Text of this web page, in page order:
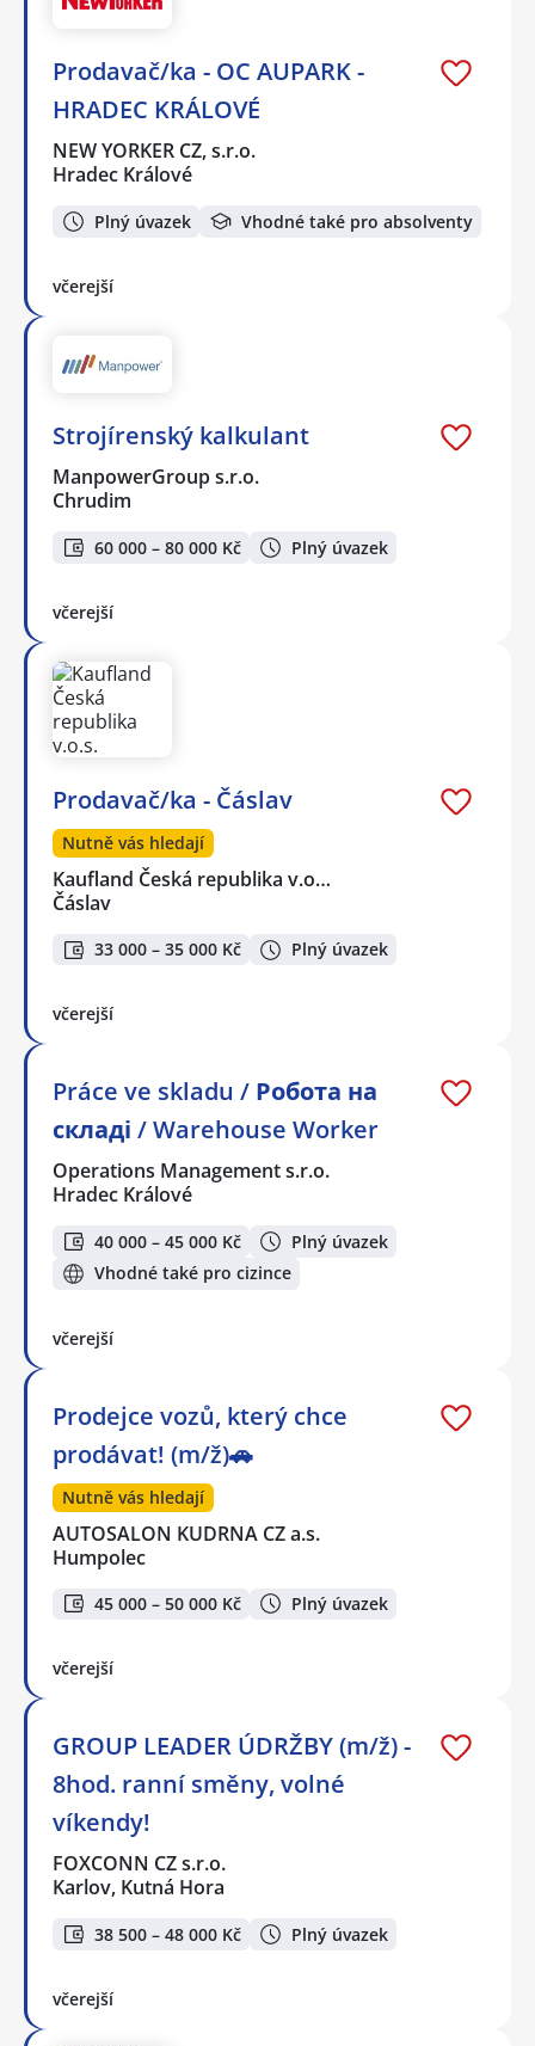
Prodavač/ka - OC AUPARK -
HRADEC KRÁLOVÉ
NEW YORKER CZ, s.r.o.
Hradec Králové
Plný úvazek Vhodné také pro absolventy
včerejší
Strojírenský kalkulant
ManpowerGroup s.r.o.
Chrudim
60 000 – 80 000 Kč Plný úvazek
včerejší
Prodavač/ka - Čáslav
Nutně vás hledají
Kaufland Česká republika v.o…
Čáslav
33 000 – 35 000 Kč Plný úvazek
včerejší
Práce ve skladu / Робота на
складі / Warehouse Worker
Operations Management s.r.o.
Hradec Králové
40 000 – 45 000 Kč
Plný úvazek
Vhodné také pro cizince
včerejší
Prodejce vozů, který chce
prodávat! (m/ž)🚗
Nutně vás hledají
AUTOSALON KUDRNA CZ a.s.
Humpolec
45 000 – 50 000 Kč Plný úvazek
včerejší
GROUP LEADER ÚDRŽBY (m/ž) -
8hod. ranní směny, volné
víkendy!
FOXCONN CZ s.r.o.
Karlov, Kutná Hora
38 500 – 48 000 Kč Plný úvazek
včerejší